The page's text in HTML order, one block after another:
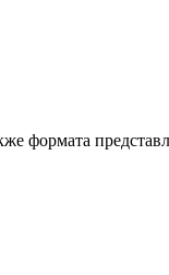
формата